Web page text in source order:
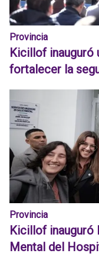
Provincia
Kicillof inauguró
fortalecer la
Provincia
Kicillof inauguró
Mental del